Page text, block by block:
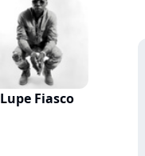
Lupe Fiasco